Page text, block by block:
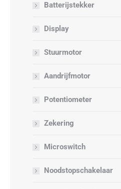
Batterijstekker
Display
Stuurmotor
Aandrijfmotor
Potentiometer
Zekering
Microswitch
Noodstopschakelaar